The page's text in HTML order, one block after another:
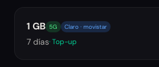
1 GB 5G Claro · movistar
7 días· Top-up